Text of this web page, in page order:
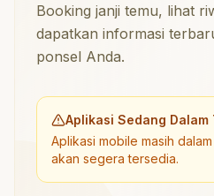
Booking janji temu, lihat
dapatkan informasi
ponsel Anda.
Aplikasi Sedang
Aplikasi mobile masih
akan segera tersedia.